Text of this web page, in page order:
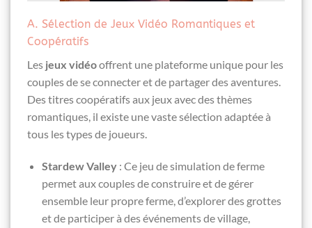
A. Sélection de Jeux Vidéo Romantiques et
Coopératifs
Les jeux vidéooffrent une plateforme unique pour les
couples de se connecter et de partager des aventures.
Des titres coopératifs aux jeux avec des thèmes
romantiques, il existe une vaste sélection adaptée à
tous les types de joueurs.
Stardew Valley: Ce jeu de simulation de ferme
permet aux couples de construire et de gérer
ensemble leur propre ferme, d’explorer des grottes
et de participer à des événements de village,